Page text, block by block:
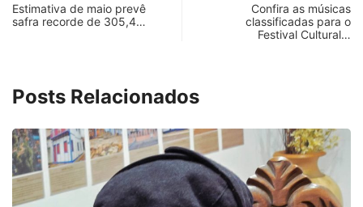
Estimativa de maio prevê
safra recorde de 305,4…
Confira as músicas
classificadas para o
Festival Cultural…
Posts Relacionados